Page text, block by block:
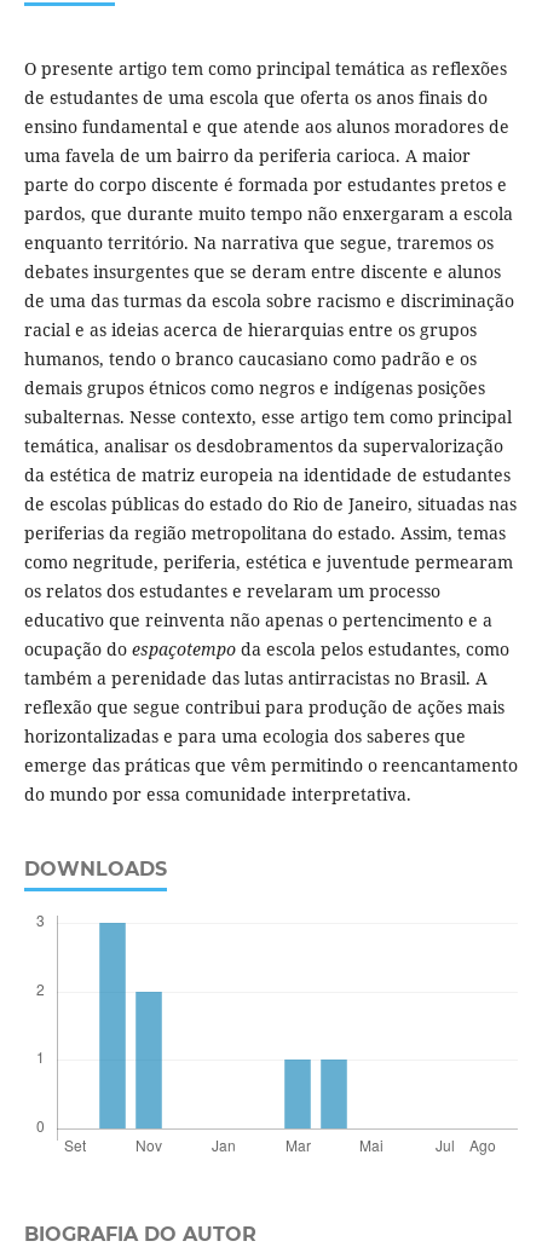
O presente artigo tem como principal temática as reflexões
de estudantes de uma escola que oferta os anos finais do
ensino fundamental e que atende aos alunos moradores de
uma favela de um bairro da periferia carioca. A maior
parte do corpo discente é formada por estudantes pretos e
pardos, que durante muito tempo não enxergaram a escola
enquanto território. Na narrativa que segue, traremos os
debates insurgentes que se deram entre discente e alunos
de uma das turmas da escola sobre racismo e discriminação
racial e as ideias acerca de hierarquias entre os grupos
humanos, tendo o branco caucasiano como padrão e os
demais grupos étnicos como negros e indígenas posições
subalternas. Nesse contexto, esse artigo tem como principal
temática, analisar os desdobramentos da supervalorização
da estética de matriz europeia na identidade de estudantes
de escolas públicas do estado do Rio de Janeiro, situadas nas
periferias da região metropolitana do estado. Assim, temas
como negritude, periferia, estética e juventude permearam
os relatos dos estudantes e revelaram um processo
educativo que reinventa não apenas o pertencimento e a
ocupação do espaçotempoda escola pelos estudantes, como
também a perenidade das lutas antirracistas no Brasil. A
reflexão que segue contribui para produção de ações mais
horizontalizadas e para uma ecologia dos saberes que
emerge das práticas que vêm permitindo o reencantamento
do mundo por essa comunidade interpretativa.
DOWNLOADS
BIOGRAFIA DO AUTOR